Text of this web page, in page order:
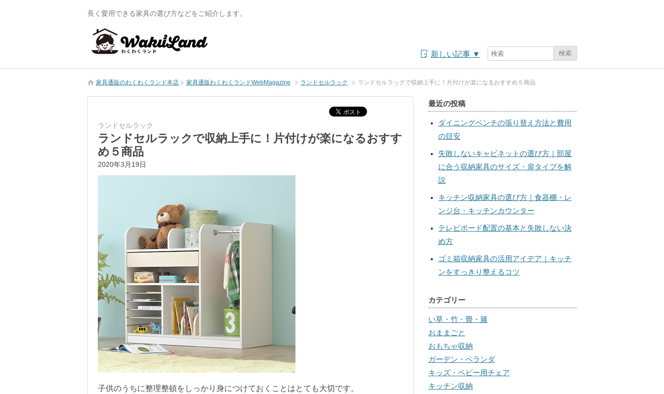
長く愛用できる家具の選び方などをご紹介します。
新しい記事 ▼
検索
家具通販のわくわくランド本店 家具通販わくわくランドWebMagazine ランドセルラック ランドセルラックで収納上手に！片付けが楽になるおすすめ５商品
ランドセルラック
ランドセルラックで収納上手に！片付けが楽になるおすす
め５商品
2020年3月19日
子供のうちに整理整頓をしっかり身につけておくことはとても大切です。
最近の投稿
ダイニングベンチの張り替え方法と費用
の目安
失敗しないキャビネットの選び方｜部屋
に合う収納家具のサイズ・扉タイプを解
説
キッチン収納家具の選び方｜食器棚・レ
ンジ台・キッチンカウンター
テレビボード配置の基本と失敗しない決
め方
ゴミ箱収納家具の活用アイデア｜キッチ
ンをすっきり整えるコツ
カテゴリー
い草・竹・畳・籐
おままごと
おもちゃ収納
ガーデン・ベランダ
キッズ・ベビー用チェア
キッチン収納